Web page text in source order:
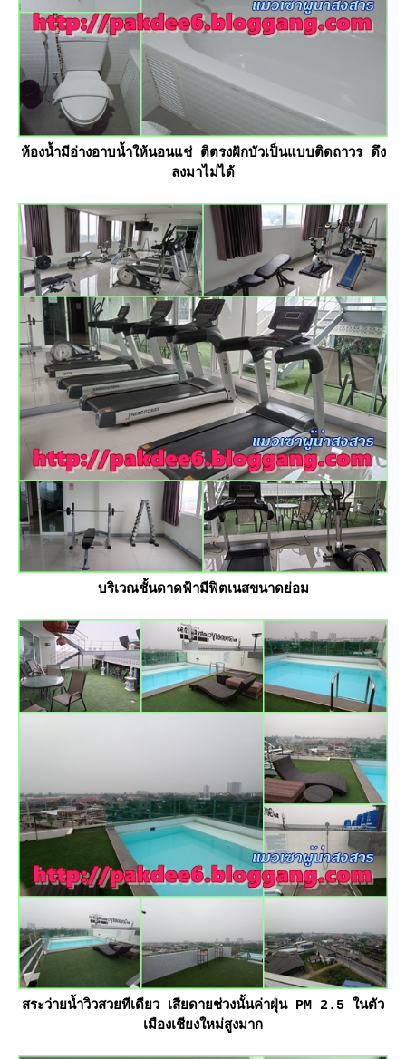
ห้องน้ำมีอ่างอาบน้ำให้นอนแช่ ติตรงฝักบัวเป็นแบบติดถาวร ดึง
ลงมาไม่ได้
บริเวณชั้นดาดฟ้ามีฟิตเนสขนาดย่อม
สระว่ายน้ำวิวสวยทีเดียว เสียดายช่วงนั้นค่าฝุ่น PM 2.5 ในตัว
เมืองเชียงใหม่สูงมาก